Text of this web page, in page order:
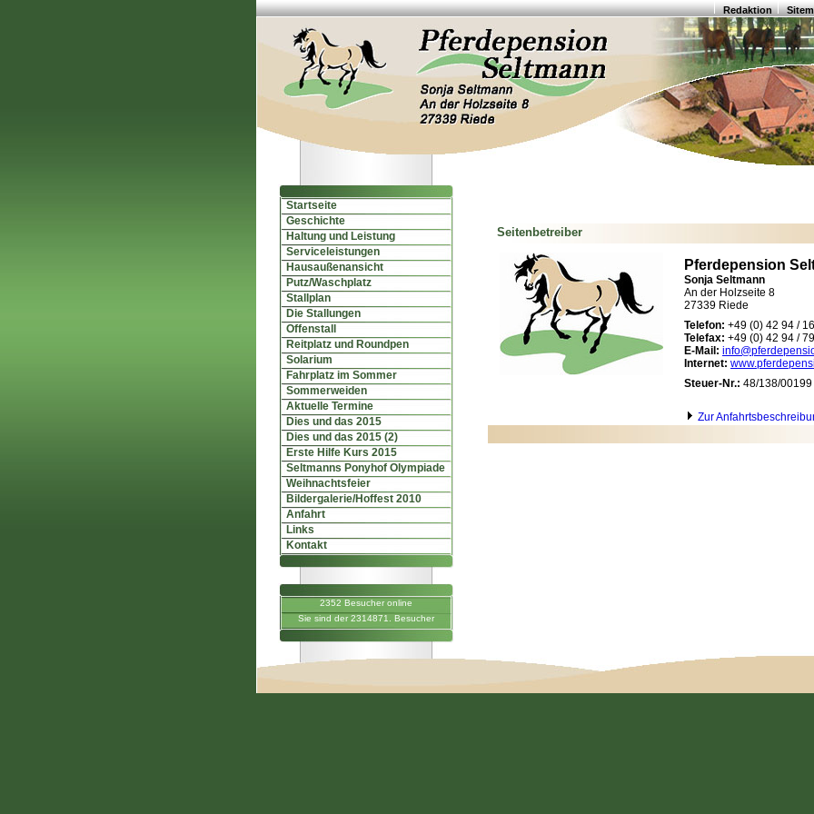
Redaktion
Startseite
Geschichte
Haltung und Leistung
Serviceleistungen
Hausaußenansicht
Putz/Waschplatz
Stallplan
Die Stallungen
Offenstall
Reitplatz und Roundpen
Solarium
Fahrplatz im Sommer
Sommerweiden
Aktuelle Termine
Dies und das 2015
Dies und das 2015 (2)
Erste Hilfe Kurs 2015
Seltmanns Ponyhof Olympiade
Weihnachtsfeier
Bildergalerie/Hoffest 2010
Anfahrt
Links
Kontakt
2352 Besucher online
Sie sind der 2314871. Besucher
Seitenbetreiber
Pferdepension
Sonja Seltmann
An der Holzseite 8
27339 Riede
Telefon: +49 (0) 42 94 /
Telefax: +49 (0) 42 94 /
E-Mail:
Internet:
Steuer-Nr.: 48/138/00199
Zur